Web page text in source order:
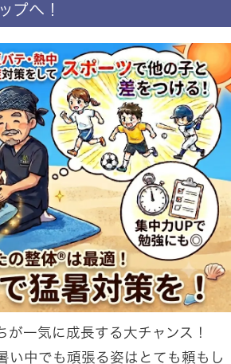
プへ！
一気に成長する大チャンス！
い中でも頑張る姿はとても頼もし